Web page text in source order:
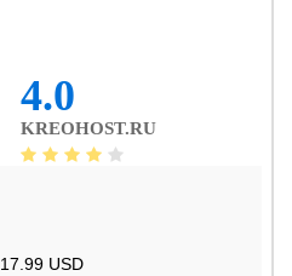
4.0
KREOHOST.RU
17.99 USD